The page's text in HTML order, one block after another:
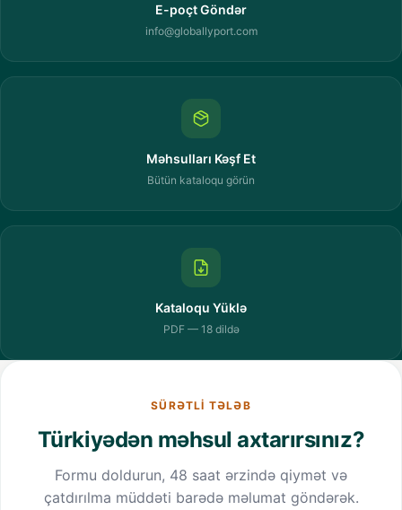
E-poçt Göndər
info@globallyport.com
Məhsulları Kəşf Et
Bütün kataloqu görün
Kataloqu Yüklə
PDF — 18 dildə
SÜRƏTLI TƏLƏB
Türkiyədən məhsul axtarırsınız?
Formu doldurun, 48 saat ərzində qiymət və
çatdırılma müddəti barədə məlumat göndərək.